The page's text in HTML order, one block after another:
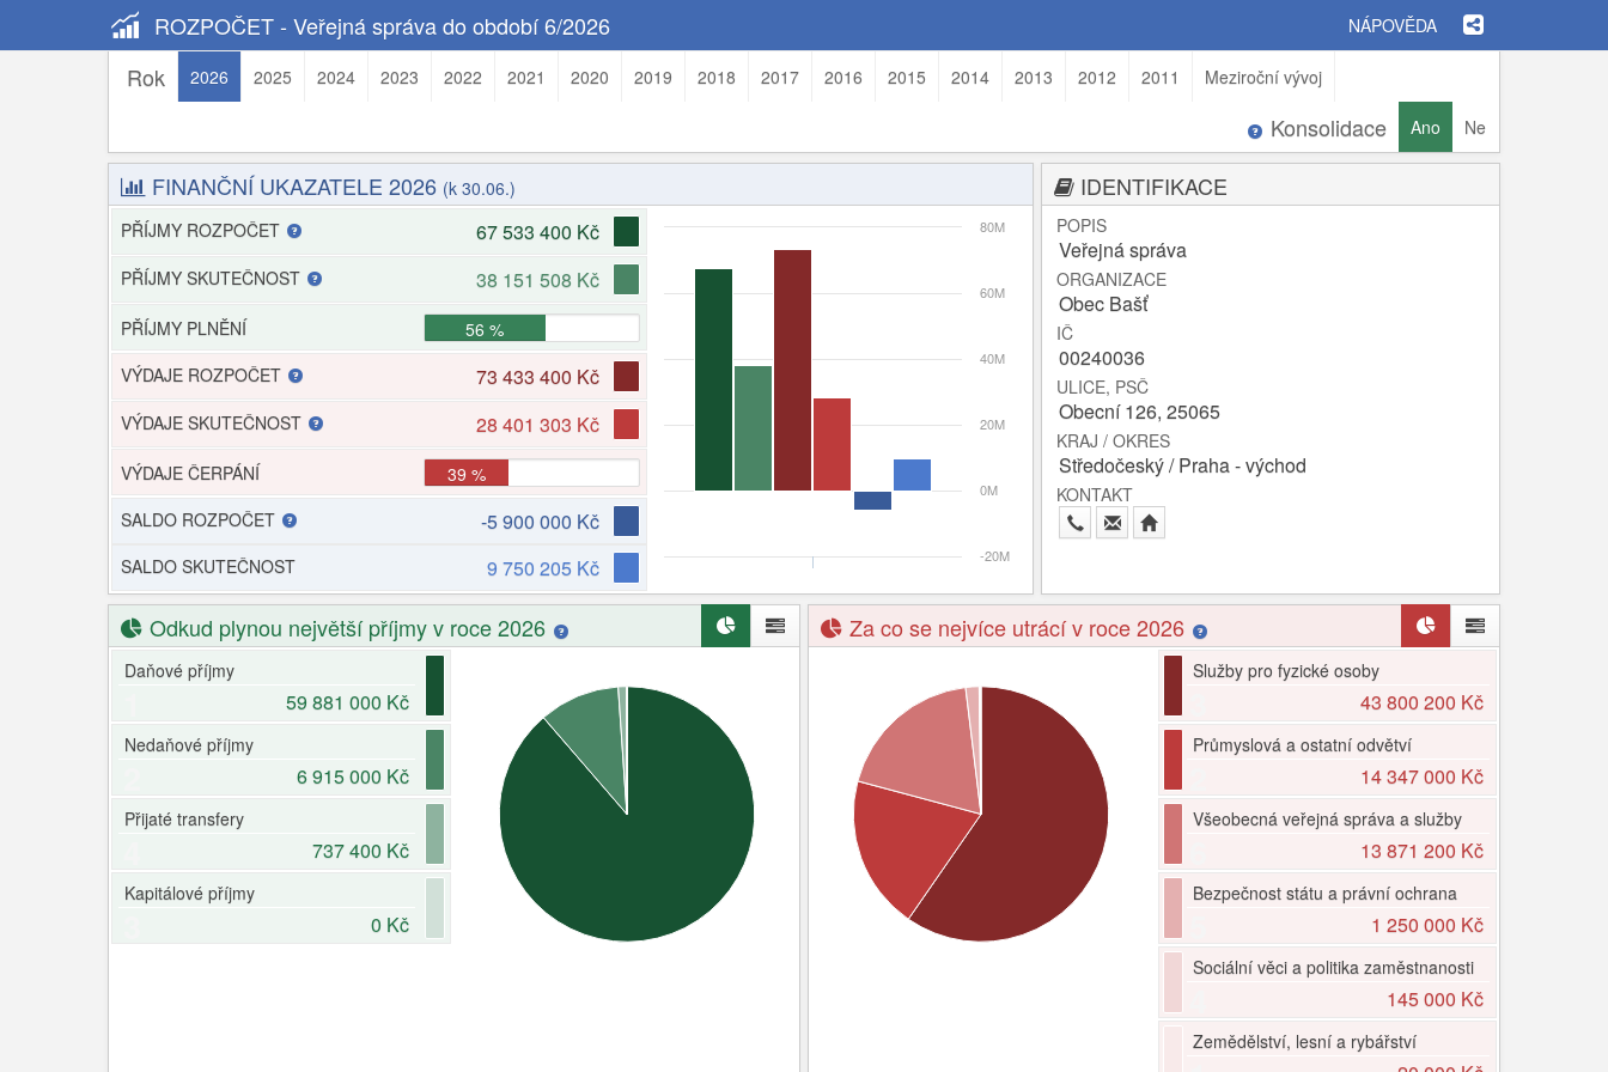
ROZPOČET - Veřejná správa do období 6/2026 NÁPOVĚDA
Rok 2026 2025 2024 2023 2022 2021 2020 2019 2018 2017 2016 2015 2014 2013 2012 2011 Meziroční vývoj
Konsolidace Ano Ne
FINANČNÍ UKAZATELE 2026 (k 30.06.)
PŘÍJMY ROZPOČET
67 533 400 Kč
PŘÍJMY SKUTEČNOST 38 151 508 Kč
PŘÍJMY PLNĚNÍ
56 %
VÝDAJE ROZPOČET
73 433 400 Kč
VÝDAJE SKUTEČNOST 28 401 303 Kč
VÝDAJE ČERPÁNÍ
39 %
SALDO ROZPOČET
-5 900 000 Kč
SALDO SKUTEČNOST 9 750 205 Kč -20M
0M
20M
40M
60M
80M
IDENTIFIKACE
POPIS
Veřejná správa
ORGANIZACE
Obec Bašť
IČ
00240036
ULICE, PSČ
Obecní 126, 25065
KRAJ / OKRES
Středočeský / Praha - východ
KONTAKT
Odkud plynou největší příjmy v roce 2026
Daňové příjmy
59 881 000 Kč
Nedaňové příjmy
6 915 000 Kč
Přijaté transfery
737 400 Kč
Kapitálové příjmy
0 Kč
Za co se nejvíce utrácí v roce 2026
Služby pro fyzické osoby
43 800 200 Kč
Průmyslová a ostatní odvětví
14 347 000 Kč
Všeobecná veřejná správa a služby
13 871 200 Kč
Bezpečnost státu a právní ochrana
1 250 000 Kč
Sociální věci a politika zaměstnanosti
145 000 Kč
Zemědělství, lesní a rybářství